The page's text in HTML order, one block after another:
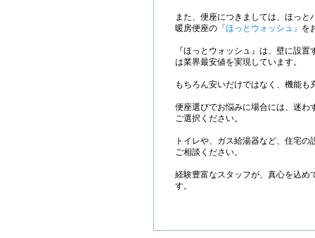
また、便座につきましては、ほっと
暖房便座の 『ほっとウォッシュ』 を
『ほっとウォッシュ』は、壁に設
は業界最安値を実現しています。
もちろん安いだけではなく、機能も
便座選びでお悩みに場合には、迷わ
ご選択ください。
トイレや、ガス給湯器など、住宅
ご相談ください。
経験豊富なスタッフが、真心を込め
す。